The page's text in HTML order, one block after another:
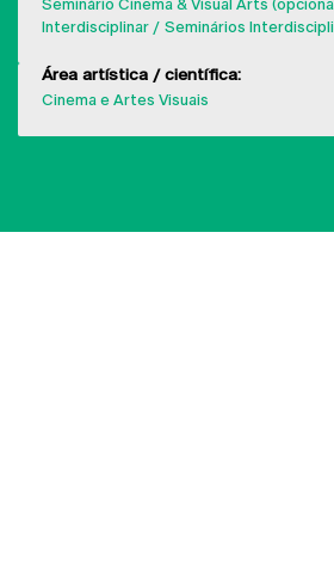
Seminário Cinema & Visual Arts
Interdisciplinar
Seminários
Área artística / científica:
Cinema e Artes Visuais